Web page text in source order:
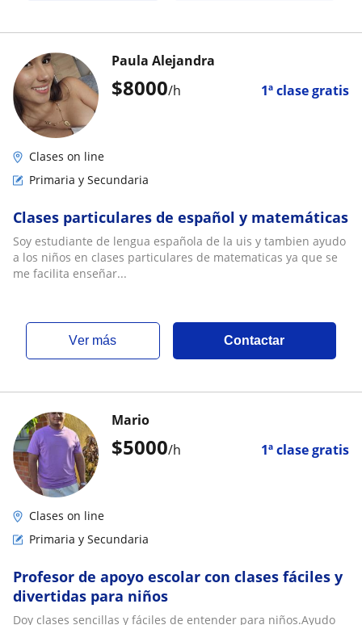
$8000/h 1ª clase gratis
Paula Alejandra
Clases on line
Primaria y Secundaria
Clases particulares de español y matemáticas
Soy estudiante de lengua española de la uis y tambien ayudo
a los niños en clases particulares de matematicas ya que se
me facilita enseñar...
ver más Contactar
$5000/h 1ª clase gratis
Mario
Clases on line
Primaria y Secundaria
Profesor de apoyo escolar con clases fáciles y
divertidas para niños
Doy clases sencillas y fáciles de entender para niños.Ayudo